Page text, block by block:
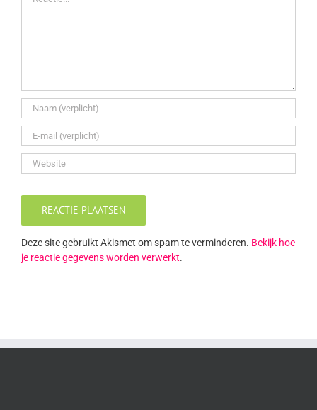
Deze site gebruikt Akismet om spam te verminderen. Bekijk hoe
je reactie gegevens worden verwerkt.